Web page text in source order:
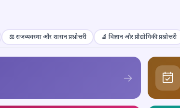
⚖️ राजव्यवस्था और शासन प्रश्नोत्तरी 🔬 विज्ञान और प्रौद्योगिकी प्रश्नोत्तरी